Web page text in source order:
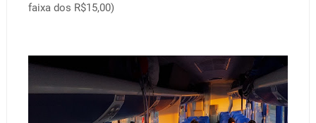
faixa dos R$15,00)